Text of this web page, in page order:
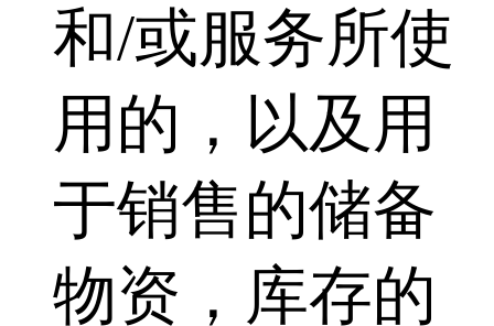
和/或服务所使
用的，以及用
于销售的储备
物资，库存的